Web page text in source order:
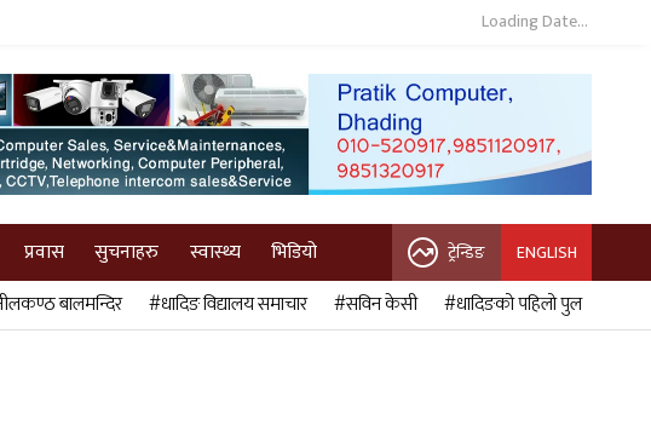
Loading Date...
प्रवास सुचनाहरु स्वास्थ्य भिडियो ट्रेन्डिङ ENGLISH
बालमन्दिर #धादिङ विद्यालय समाचार #सविन केसी #धादिङको पहिलो पुल